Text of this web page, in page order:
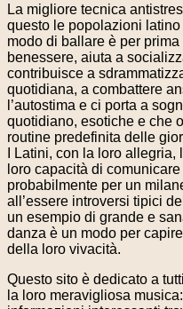
La migliore tecnica
questo le popolazioni
modo di ballare è per
benessere, aiuta a
contribuisce a
quotidiana, a combattere
l’autostima e ci porta a
quotidiano, esotiche e che
routine predefinita delle
I Latini, con la loro
loro capacità di
probabilmente per un
all’essere introversi tipici
un esempio di grande e
danza è un modo per
della loro vivacità.
Questo sito è dedicato a
la loro meravigliosa